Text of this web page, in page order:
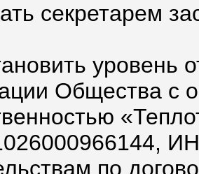
секретарем
уровень
Общества с
по